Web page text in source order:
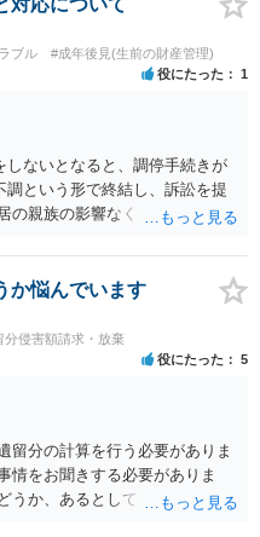
協議は未了のまま，ＡとＢが
提に基づいて協議を進める必
最も有利ですが，ＡＢの相続
，実現は困難だと思います。
決方法（遺産分割協議の落と
受しなければならないかもし
対応について
ブル #成年後見(生前の財産管理)
役にたった 1
ないとなると、調停手続きが
という形で終結し、訴訟を提
の親族の影響なく、というのは
しくなってくるかと思われま
は、どうしても限界が出てしま
か悩んでいます
分侵害額請求・放棄
役にたった 5
留分の計算を行う必要がありま
情をお聞きする必要がありま
うか、あるとしてどの程度の金